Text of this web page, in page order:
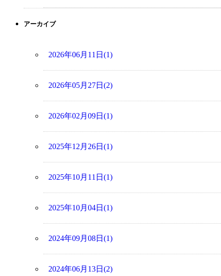
アーカイブ
2026年06月11日(1)
2026年05月27日(2)
2026年02月09日(1)
2025年12月26日(1)
2025年10月11日(1)
2025年10月04日(1)
2024年09月08日(1)
2024年06月13日(2)